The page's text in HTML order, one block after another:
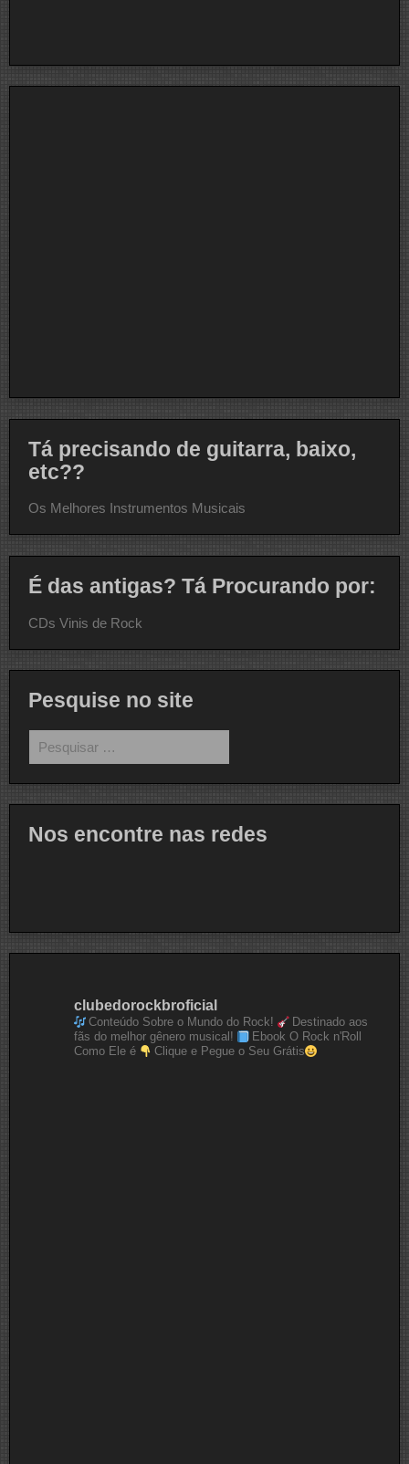
Tá precisando de guitarra, baixo,
etc??
Os Melhores Instrumentos Musicais
É das antigas? Tá Procurando por:
CDs Vinis de Rock
Pesquise no site
por:
Nos encontre nas redes
clubedorockbroficial
Conteúdo Sobre o Mundo do Rock!
Destinado aos
fãs do melhor gênero musical!
Ebook O Rock n'Roll
Como Ele é
Clique e Pegue o Seu Grátis